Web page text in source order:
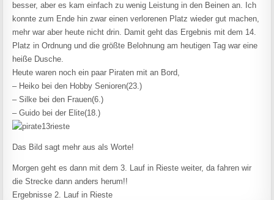
besser, aber es kam einfach zu wenig Leistung in den Beinen an. Ich
konnte zum Ende hin zwar einen verlorenen Platz wieder gut machen,
mehr war aber heute nicht drin. Damit geht das Ergebnis mit dem 14.
Platz in Ordnung und die größte Belohnung am heutigen Tag war eine
heiße Dusche.
Heute waren noch ein paar Piraten mit an Bord,
– Heiko bei den Hobby Senioren(23.)
– Silke bei den Frauen(6.)
– Guido bei der Elite(18.)
Das Bild sagt mehr aus als Worte!
Morgen geht es dann mit dem 3. Lauf in Rieste weiter, da fahren wir
die Strecke dann anders herum!!
Ergebnisse 2. Lauf in Rieste